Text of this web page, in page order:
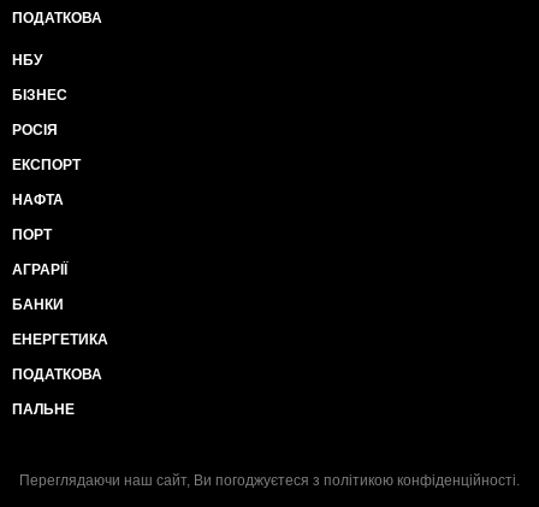
ПОДАТКОВА
НБУ
БІЗНЕС
РОСІЯ
ЕКСПОРТ
НАФТА
ПОРТ
АГРАРІЇ
БАНКИ
ЕНЕРГЕТИКА
ПОДАТКОВА
ПАЛЬНЕ
Переглядаючи наш сайт, Ви погоджуєтеся з політикою конфіденційності.